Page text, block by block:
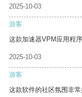
2025-10-03
游客
这款加速器VPM应用程
2025-10-03
游客
这款软件的社区氛围非